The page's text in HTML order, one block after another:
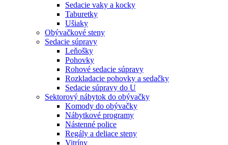
Sedacie vaky a kocky
Taburetky
Ušiaky
Obývačkové steny
Sedacie súpravy
Leňošky
Pohovky
Rohové sedacie súpravy
Rozkladacie pohovky a sedačky
Sedacie súpravy do U
Sektorový nábytok do obývačky
Komody do obývačky
Nábytkové programy
Nástenné police
Regály a deliace steny
Vitríny